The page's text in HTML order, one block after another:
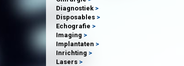
Diagnostiek
Disposables
Echografie
Imaging
Implantaten
Inrichting
Lasers